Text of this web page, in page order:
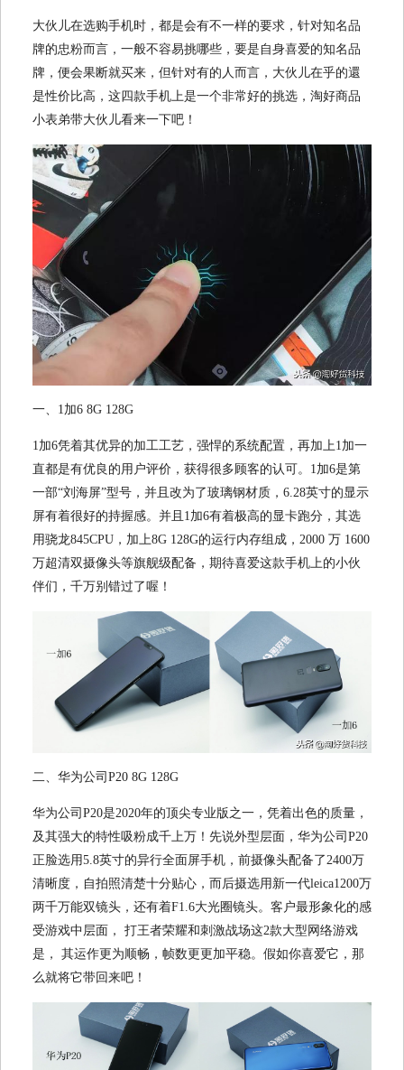
大伙儿在选购手机时，都是会有不一样的要求，针对知名品
牌的忠粉而言，一般不容易挑哪些，要是自身喜爱的知名品
牌，便会果断就买来，但针对有的人而言，大伙儿在乎的還
是性价比高，这四款手机上是一个非常好的挑选，淘好商品
小表弟带大伙儿看来一下吧！
一、1加6 8G 128G
1加6凭着其优异的加工工艺，强悍的系统配置，再加上1加一
直都是有优良的用户评价，获得很多顾客的认可。1加6是第
一部“刘海屏”型号，并且改为了玻璃钢材质，6.28英寸的显示
屏有着很好的持握感。并且1加6有着极高的显卡跑分，其选
用骁龙845CPU，加上8G 128G的运行内存组成，2000 万 1600
万超清双摄像头等旗舰级配备，期待喜爱这款手机上的小伙
伴们，千万别错过了喔！
二、华为公司P20 8G 128G
华为公司P20是2020年的顶尖专业版之一，凭着出色的质量，
及其强大的特性吸粉成千上万！先说外型层面，华为公司P20
正脸选用5.8英寸的异行全面屏手机，前摄像头配备了2400万
清晰度，自拍照清楚十分贴心，而后摄选用新一代leica1200万
两千万能双镜头，还有着F1.6大光圈镜头。客户最形象化的感
受游戏中层面， 打王者荣耀和刺激战场这2款大型网络游戏
是， 其运作更为顺畅，帧数更更加平稳。假如你喜爱它，那
么就将它带回来吧！